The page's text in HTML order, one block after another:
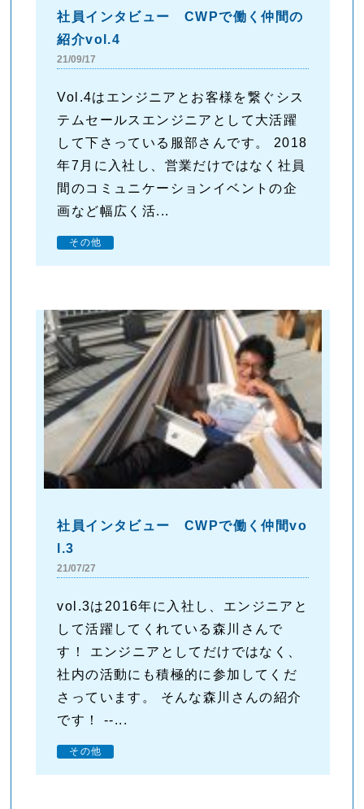
社員インタビュー CWPで働く仲間の
紹介vol.4
21/09/17
Vol.4はエンジニアとお客様を繋ぐシス
テムセールスエンジニアとして大活躍
して下さっている服部さんです。 2018
年7月に入社し、営業だけではなく社員
間のコミュニケーションイベントの企
画など幅広く活...
その他
社員インタビュー CWPで働く仲間vo
l.3
21/07/27
vol.3は2016年に入社し、エンジニアと
して活躍してくれている森川さんで
す！ エンジニアとしてだけではなく、
社内の活動にも積極的に参加してくだ
さっています。 そんな森川さんの紹介
です！ --...
その他